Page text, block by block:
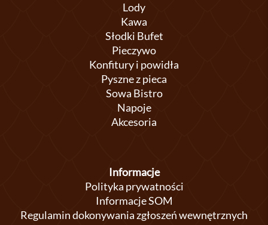
Lody
Kawa
Słodki Bufet
Pieczywo
Konfitury i powidła
Pyszne z pieca
Sowa Bistro
Napoje
Akcesoria
Informacje
Polityka prywatności
Informacje SOM
Regulamin dokonywania zgłoszeń wewnętrznych